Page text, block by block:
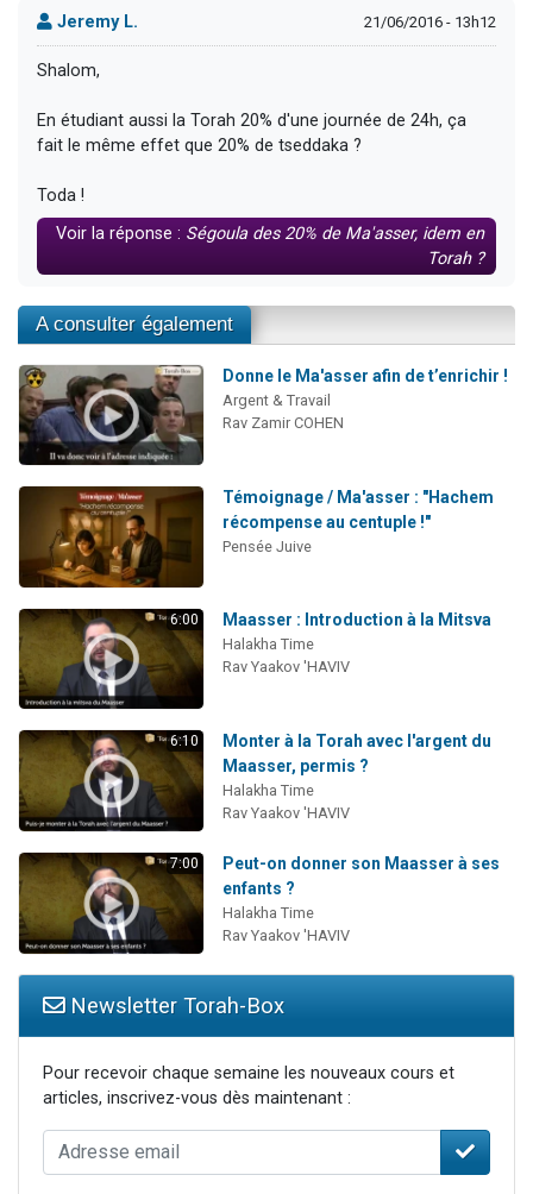
Jeremy L. 21/06/2016 - 13h12
Shalom,
En étudiant aussi la Torah 20% d'une journée de 24h, ça
fait le même effet que 20% de tseddaka ?
Toda !
Voir la réponse : Ségoula des 20% de Ma'asser, idem en
Torah ?
A consulter également
Donne le Ma'asser afin de t’enrichir !
Argent & Travail
Rav Zamir COHEN
Témoignage / Ma'asser : "Hachem
récompense au centuple !"
Pensée Juive
6:00 Maasser : Introduction à la Mitsva
Halakha Time
Rav Yaakov 'HAVIV
6:10
Monter à la Torah avec l'argent du
Maasser, permis ?
Halakha Time
Rav Yaakov 'HAVIV
7:00
Peut-on donner son Maasser à ses
enfants ?
Halakha Time
Rav Yaakov 'HAVIV
Newsletter Torah-Box
Pour recevoir chaque semaine les nouveaux cours et
articles, inscrivez-vous dès maintenant :